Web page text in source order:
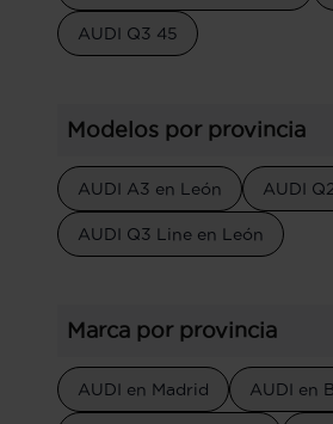
AUDI Q3 45
Modelos por provincia
AUDI A3 en León AUDI
AUDI Q3 Line en León
Marca por provincia
AUDI en Madrid AUDI en